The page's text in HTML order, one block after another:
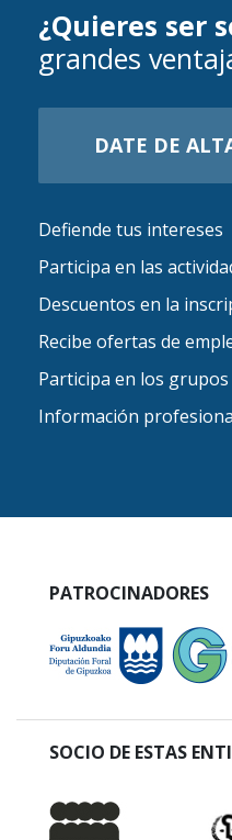
¿Quieres ser
grandes
DATE DE
Defiende tus intereses
Participa en las
Descuentos en la
Recibe ofertas de
Participa en los
Información
PATROCINADORES
SOCIO DE ESTAS